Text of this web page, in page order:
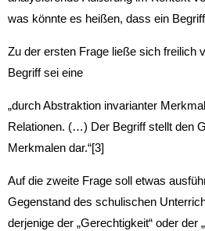
was könnte es heißen, dass ein
Zu der ersten Frage ließe sich freilich
Begriff sei eine
„durch Abstraktion invarianter
Relationen. (…) Der Begriff stellt den
Merkmalen dar.“[3]
Auf die zweite Frage soll etwas
Gegenstand des schulischen
derjenige der „Gerechtigkeit“ oder